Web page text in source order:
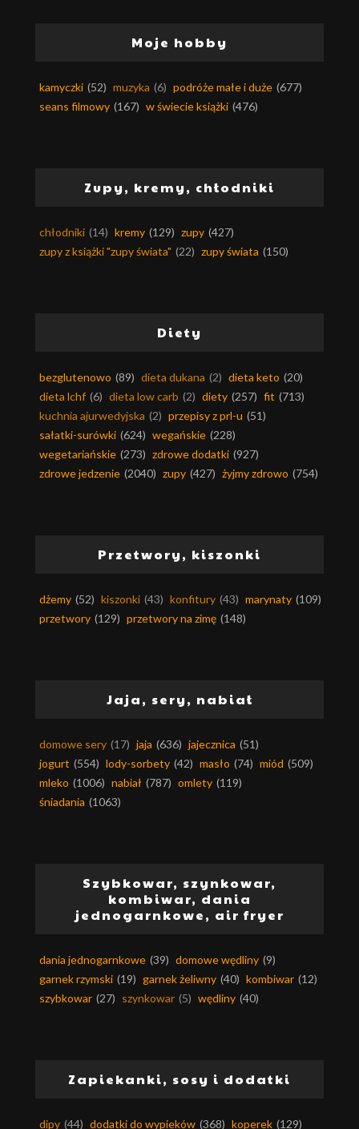
Moje hobby
kamyczki (52) muzyka (6) podróże małe i duże (677)
seans filmowy (167) w świecie książki (476)
Zupy, kremy, chłodniki
chłodniki (14) kremy (129) zupy (427)
zupy z książki "zupy świata" (22) zupy świata (150)
Diety
bezglutenowo (89) dieta dukana (2) dieta keto (20)
dieta lchf (6) dieta low carb (2) diety (257) fit (713)
kuchnia ajurwedyjska (2) przepisy z prl-u (51)
sałatki-surówki (624) wegańskie (228)
wegetariańskie (273) zdrowe dodatki (927)
zdrowe jedzenie (2040) zupy (427) żyjmy zdrowo (754)
Przetwory, kiszonki
dżemy (52) kiszonki (43) konfitury (43) marynaty (109)
przetwory (129) przetwory na zimę (148)
Jaja, sery, nabiał
domowe sery (17) jaja (636) jajecznica (51)
jogurt (554) lody-sorbety (42) masło (74) miód (509)
mleko (1006) nabiał (787) omlety (119)
śniadania (1063)
Szybkowar, szynkowar,
kombiwar, dania
jednogarnkowe, air fryer
dania jednogarnkowe (39) domowe wędliny (9)
garnek rzymski (19) garnek żeliwny (40) kombiwar (12)
szybkowar (27) szynkowar (5) wędliny (40)
Zapiekanki, sosy i dodatki
dipy (44) dodatki do wypieków (368) koperek (129)